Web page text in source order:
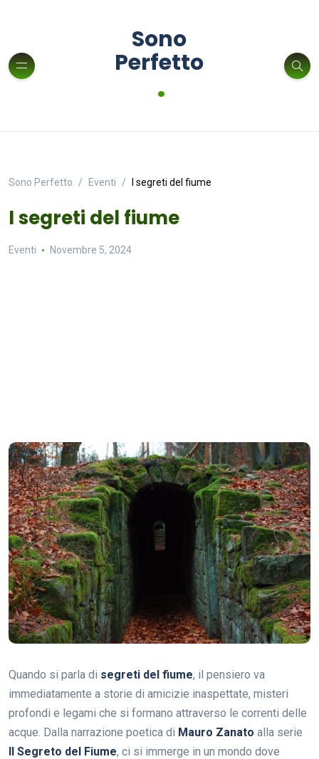
Sono
Perfetto
.
Sono Perfetto Eventi I segreti del fiume
I segreti del fiume
Eventi Novembre 5, 2024
Quando si parla di segreti del fiume, il pensiero va
immediatamente a storie di amicizie inaspettate, misteri
profondi e legami che si formano attraverso le correnti delle
acque. Dalla narrazione poetica di Mauro Zanato alla serie
Il Segreto del Fiume, ci si immerge in un mondo dove